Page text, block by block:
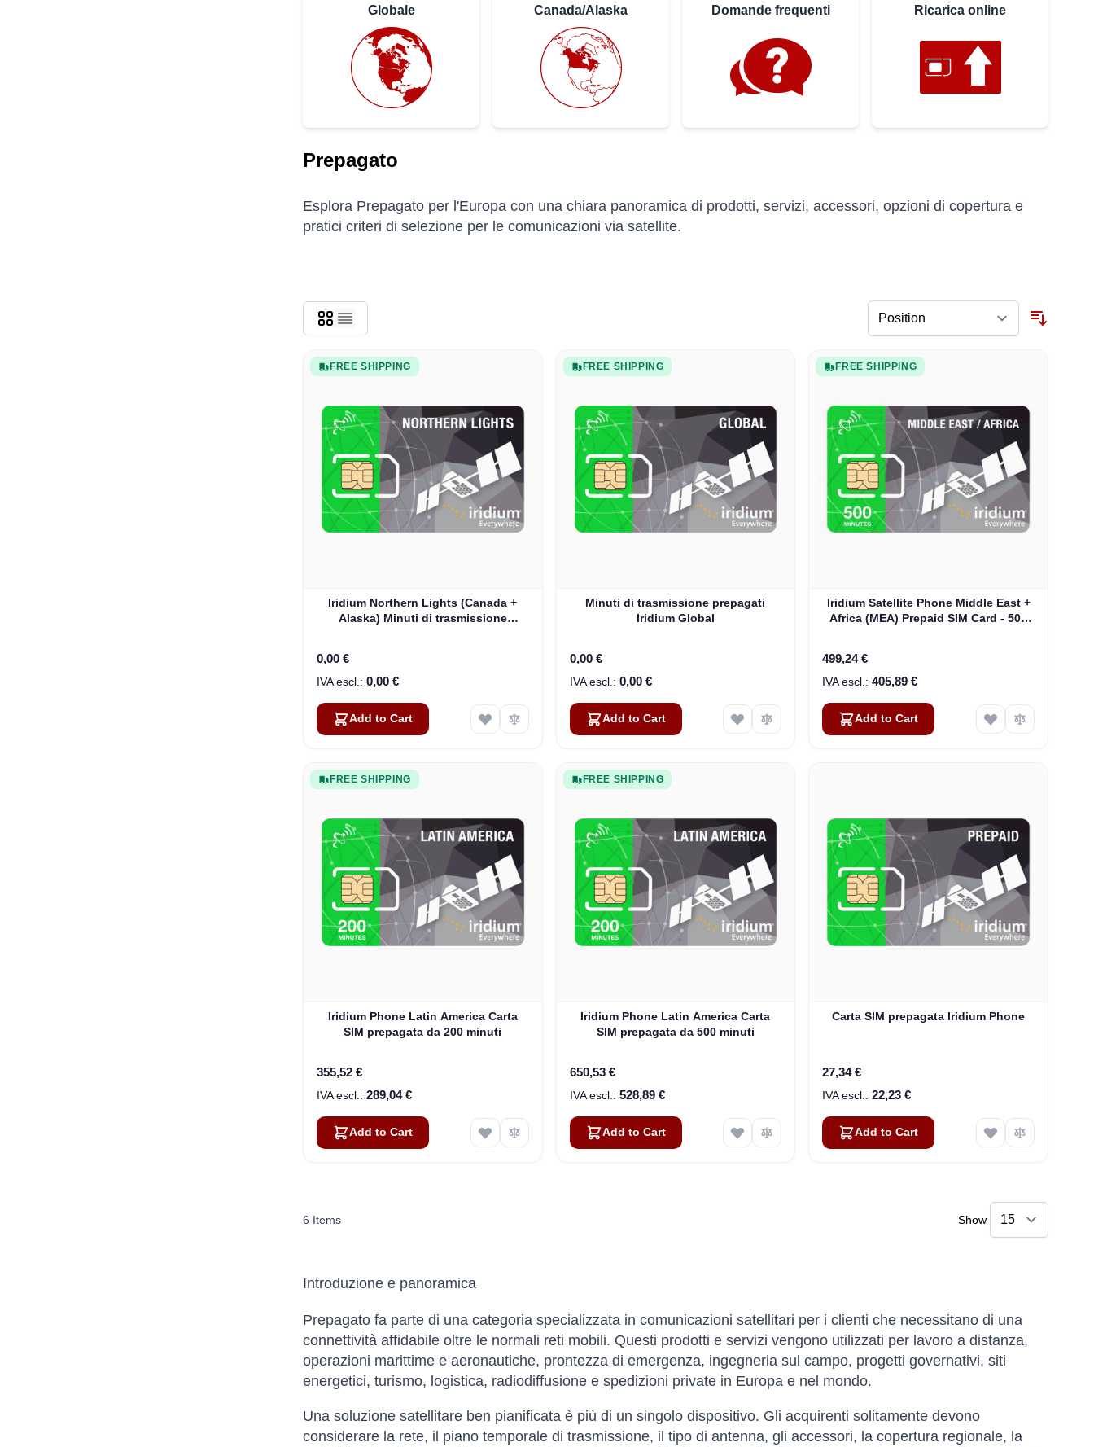
Globale Canada/Alaska Domande frequenti Ricarica online
Prepagato
Esplora Prepagato per l'Europa con una chiara panoramica di prodotti, servizi, accessori, opzioni di copertura e
pratici criteri di selezione per le comunicazioni via satellite.
FREE SHIPPING
Iridium Northern Lights (Canada +
Alaska) Minuti di trasmissione
0,00 €
0,00 €
Add to Cart
FREE SHIPPING
Minuti di trasmissione prepagati
Iridium Global
0,00 €
0,00 €
Add to Cart
FREE SHIPPING
Iridium Satellite Phone Middle East +
Africa (MEA) Prepaid SIM Card - 500
499,24 €
405,89 €
Add to Cart
FREE SHIPPING
Iridium Phone Latin America Carta
SIM prepagata da 200 minuti
355,52 €
289,04 €
Add to Cart
FREE SHIPPING
Iridium Phone Latin America Carta
SIM prepagata da 500 minuti
650,53 €
528,89 €
Add to Cart
Carta SIM prepagata Iridium Phone
27,34 €
22,23 €
Add to Cart
6 Items Show
Introduzione e panoramica
Prepagato fa parte di una categoria specializzata in comunicazioni satellitari per i clienti che necessitano di una
connettività affidabile oltre le normali reti mobili. Questi prodotti e servizi vengono utilizzati per lavoro a distanza,
operazioni marittime e aeronautiche, prontezza di emergenza, ingegneria sul campo, progetti governativi, siti
energetici, turismo, logistica, radiodiffusione e spedizioni private in Europa e nel mondo.
Una soluzione satellitare ben pianificata è più di un singolo dispositivo. Gli acquirenti solitamente devono
considerare la rete, il piano temporale di trasmissione, il tipo di antenna, gli accessori, la copertura regionale, la